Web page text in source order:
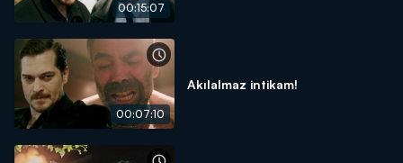
00:15:07
00:07:10
Akılalmaz intikam!